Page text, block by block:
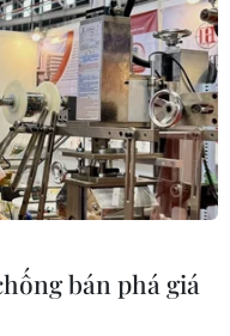
Aleppo.
bán phá giá